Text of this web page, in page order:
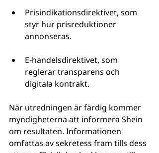
Prisindikationsdirektivet, som
styr hur prisreduktioner
annonseras.
E-handelsdirektivet, som
reglerar transparens och
digitala kontrakt.
När utredningen är färdig kommer
myndigheterna att informera Shein
om resultaten. Informationen
omfattas av sekretess fram tills dess